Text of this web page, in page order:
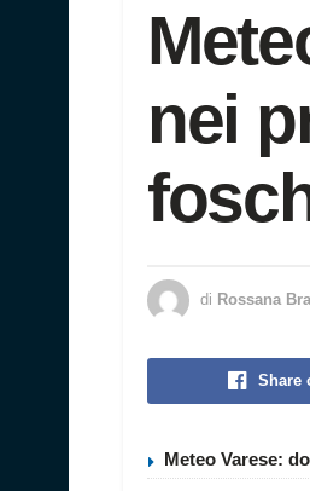
nei
di Rossana
Share
Meteo Varese: